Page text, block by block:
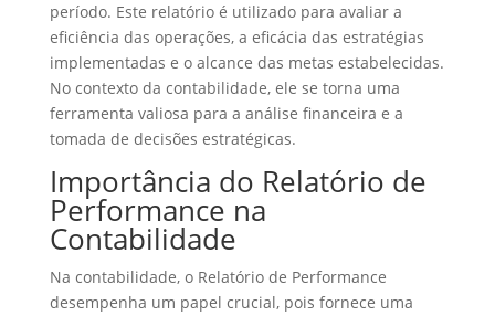
período. Este relatório é utilizado para avaliar a
eficiência das operações, a eficácia das estratégias
implementadas e o alcance das metas estabelecidas.
No contexto da contabilidade, ele se torna uma
ferramenta valiosa para a análise financeira e a
tomada de decisões estratégicas.
Importância do Relatório de
Performance na
Contabilidade
Na contabilidade, o Relatório de Performance
desempenha um papel crucial, pois fornece uma